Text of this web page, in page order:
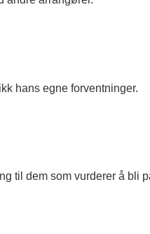
hans egne forventninger.
til dem som vurderer å bli